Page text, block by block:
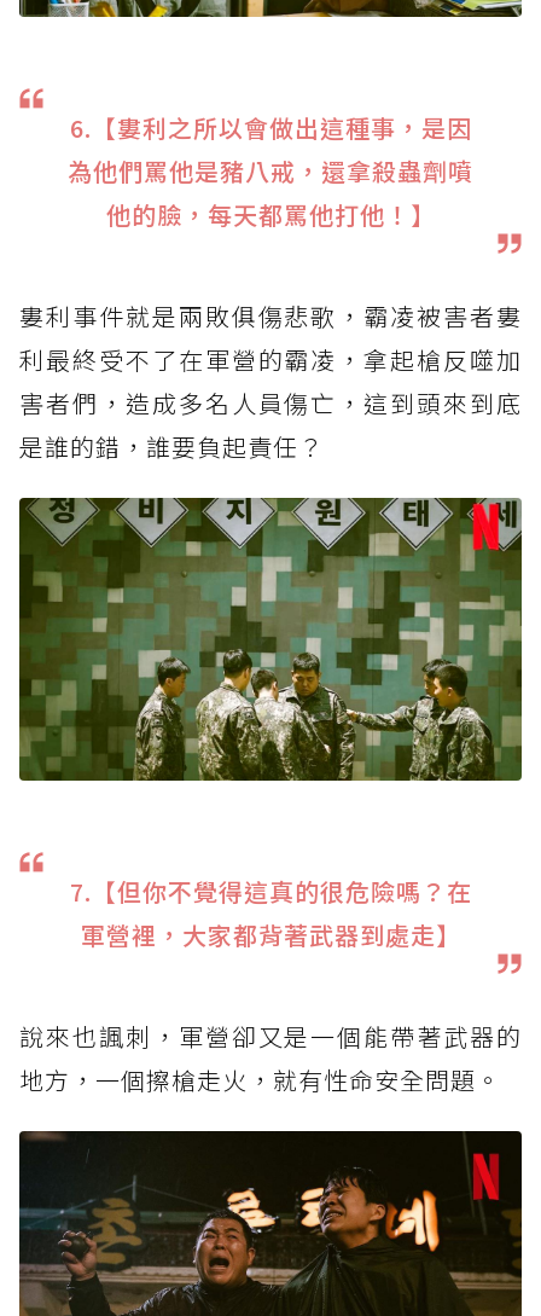
6.【婁利之所以會做出這種事，是因
為他們罵他是豬八戒，還拿殺蟲劑噴
他的臉，每天都罵他打他！】
婁利事件就是兩敗俱傷悲歌，霸凌被害者婁
利最終受不了在軍營的霸凌，拿起槍反噬加
害者們，造成多名人員傷亡，這到頭來到底
是誰的錯，誰要負起責任？
7.【但你不覺得這真的很危險嗎？在
軍營裡，大家都背著武器到處走】
說來也諷刺，軍營卻又是一個能帶著武器的
地方，一個擦槍走火，就有性命安全問題。